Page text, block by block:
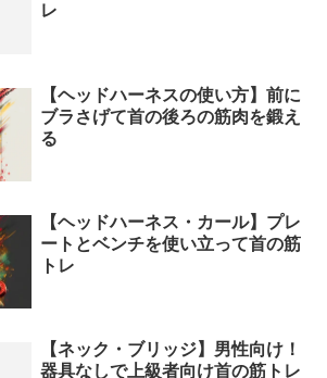
レ
【ヘッドハーネスの使い方】前に
ブラさげて首の後ろの筋肉を鍛え
る
【ヘッドハーネス・カール】プレ
ートとベンチを使い立って首の筋
トレ
【ネック・ブリッジ】男性向け！
器具なしで上級者向け首の筋トレ